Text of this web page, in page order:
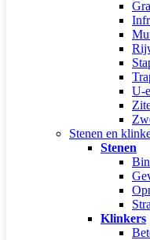
U-
Stenen en
Stenen
Klinkers